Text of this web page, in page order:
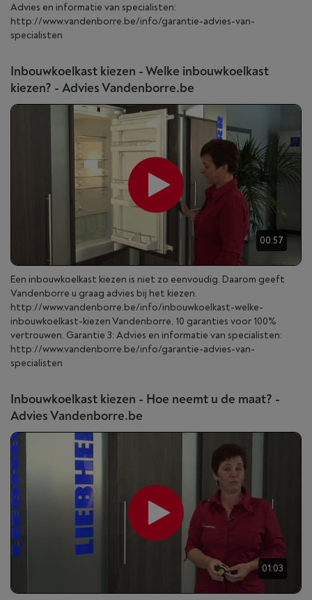
Advies en informatie van specialisten:
http://www.vandenborre.be/info/garantie-advies-van-
specialisten
Inbouwkoelkast kiezen - Welke inbouwkoelkast
kiezen? - Advies Vandenborre.be
00:57
Een inbouwkoelkast kiezen is niet zo eenvoudig. Daarom geeft
Vandenborre u graag advies bij het kiezen.
http://www.vandenborre.be/info/inbouwkoelkast-welke-
inbouwkoelkast-kiezen Vandenborre, 10 garanties voor 100%
vertrouwen. Garantie 3: Advies en informatie van specialisten:
http://www.vandenborre.be/info/garantie-advies-van-
specialisten
Inbouwkoelkast kiezen - Hoe neemt u de maat? -
Advies Vandenborre.be
01:03